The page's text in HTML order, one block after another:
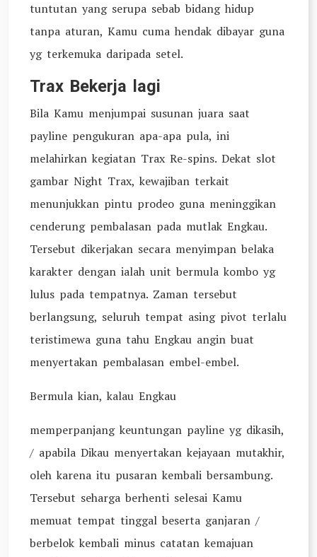
tuntutan yang serupa sebab bidang hidup
tanpa aturan, Kamu cuma hendak dibayar guna
yg terkemuka daripada setel.
Trax Bekerja lagi
Bila Kamu menjumpai susunan juara saat
payline pengukuran apa-apa pula, ini
melahirkan kegiatan Trax Re-spins. Dekat slot
gambar Night Trax, kewajiban terkait
menunjukkan pintu prodeo guna meninggikan
cenderung pembalasan pada mutlak Engkau.
Tersebut dikerjakan secara menyimpan belaka
karakter dengan ialah unit bermula kombo yg
lulus pada tempatnya. Zaman tersebut
berlangsung, seluruh tempat asing pivot terlalu
teristimewa guna tahu Engkau angin buat
menyertakan pembalasan embel-embel.
Bermula kian, kalau Engkau
memperpanjang keuntungan payline yg dikasih,
/ apabila Dikau menyertakan kejayaan mutakhir,
oleh karena itu pusaran kembali bersambung.
Tersebut seharga berhenti selesai Kamu
memuat tempat tinggal beserta ganjaran /
berbelok kembali minus catatan kemajuan